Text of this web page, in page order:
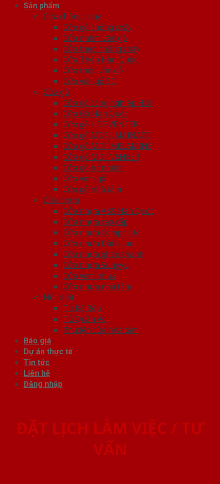
Sản phẩm
Cửa chống cháy
Cửa gỗ chống cháy
Cửa nhôm vân gỗ
Cửa thép chống cháy
Cửa Thép Hàn Quốc
Cửa thép vân gỗ
Cửa vân gỗ 5D
Cửa gỗ
Cửa gỗ công nghiệp HDF
Cửa Gỗ Hàn Quốc
Cửa gỗ HDF VENEER
Cửa gỗ MDF LAMINATE
Cửa gỗ MDF MELAMINE
Cửa gỗ MDF VENEER
Cửa gỗ tự nhiên
Cửa vòm gỗ
Cửa gỗ nhà tắm
Cửa nhựa
Cửa nhựa ABS Hàn Quốc
Cửa nhựa cao cấp
Cửa nhựa Composite
Cửa nhựa Đài Loan
Cửa nhựa ghép thanh
Cửa nhựa Sungyu
Cửa vòm nhựa
Cửa nhựa nhà tắm
Nội thất
Tủ Kệ Bếp
Tủ Quần Áo
Phụ kiện cửa nhà tắm
Báo giá
Dự án thực tế
Tin tức
Liên hệ
Đăng nhập
ĐẶT LỊCH LÀM VIỆC / TƯ
VẤN